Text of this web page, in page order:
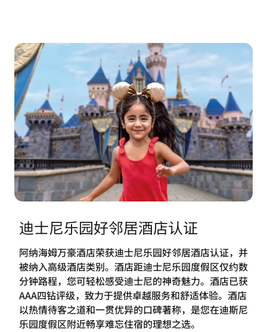
迪士尼乐园好邻居酒店认证
阿纳海姆万豪酒店荣获迪士尼乐园好邻居酒店认证，并
被纳入高级酒店类别。酒店距迪士尼乐园度假区仅约数
分钟路程，您可轻松感受迪士尼的神奇魅力。酒店已获
AAA四钻评级，致力于提供卓越服务和舒适体验。酒店
以热情待客之道和一贯优异的口碑著称，是您在迪斯尼
乐园度假区附近畅享难忘住宿的理想之选。